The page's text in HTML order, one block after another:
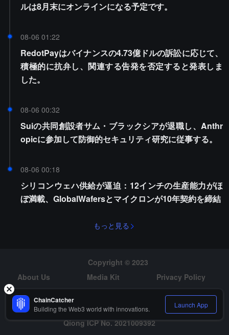
ルは8月末にオンラインになる予定です。
08-06 01:22
RedotPayはバイナンスの4.73億ドルの訴訟に応じて、
積極的に抗弁し、関連する告発を否定すると発表しま
した。
08-06 00:32
Suiの共同創設者サム・ブラックシアが退職し、Anthr
opicに参加して防御的セキュリティ研究に従事する。
08-06 00:18
シリコンウェハ供給が逼迫：12インチの生産能力がほ
ぼ満載、GlobalWafersとマイクロンが10年契約を締結
もっと見る
Copyright © 2023
About Us
Media Kit
Privacy Policy
Risk Warning
Hiring
Qiong ICP No. 2021009392
ChainCatcher
Building the Web3 world with innovations. Launch App